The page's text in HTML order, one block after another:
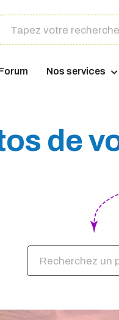
Nos services
de